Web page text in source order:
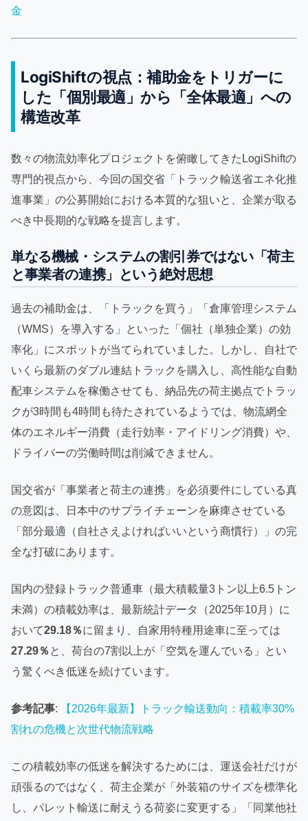
金
LogiShiftの視点：補助金をトリガーに
した「個別最適」から「全体最適」への
構造改革
数々の物流効率化プロジェクトを俯瞰してきたLogiShiftの
専門的視点から、今回の国交省「トラック輸送省エネ化推
進事業」の公募開始における本質的な狙いと、企業が取る
べき中長期的な戦略を提言します。
単なる機械・システムの割引券ではない「荷主
と事業者の連携」という絶対思想
過去の補助金は、「トラックを買う」「倉庫管理システム
（WMS）を導入する」といった「個社（単独企業）の効
率化」にスポットが当てられていました。しかし、自社で
いくら最新のダブル連結トラックを購入し、高性能な自動
配車システムを稼働させても、納品先の荷主拠点でトラッ
クが3時間も4時間も待たされているようでは、物流網全
体のエネルギー消費（走行効率・アイドリング消費）や、
ドライバーの労働時間は削減できません。
国交省が「事業者と荷主の連携」を必須要件にしている真
の意図は、日本中のサプライチェーンを麻痺させている
「部分最適（自社さえよければいいという商慣行）」の完
全な打破にあります。
国内の登録トラック普通車（最大積載量3トン以上6.5トン
未満）の積載効率は、最新統計データ（2025年10月）に
おいて29.18％に留まり、自家用特種用途車に至っては
27.29％ と、荷台の7割以上が「空気を運んでいる」とい
う驚くべき低迷を続けています。
参考記事:
【2026年最新】トラック輸送動向：積載率30%
割れの危機と次世代物流戦略
この積載効率の低迷を解決するためには、運送会社だけが
頑張るのではなく、荷主企業が「外装箱のサイズを標準化
し、パレット輸送に耐えうる荷姿に変更する」「同業他社